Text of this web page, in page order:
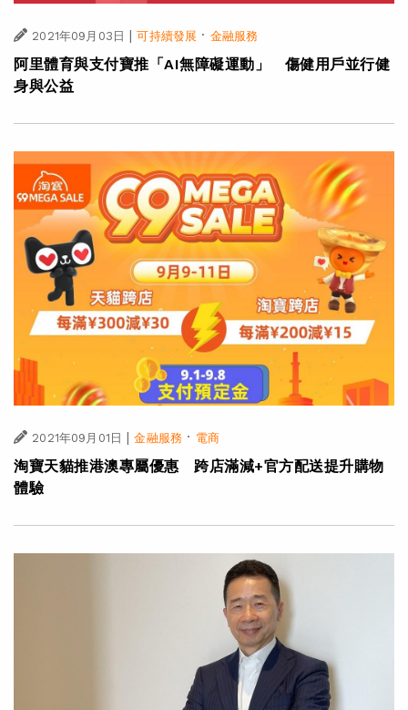
2021年09月03日 | 可持續發展 · 金融服務
阿里體育與支付寶推「AI無障礙運動」 傷健用戶並行健
身與公益
2021年09月01日 | 金融服務 · 電商
淘寶天貓推港澳專屬優惠 跨店滿減+官方配送提升購物
體驗